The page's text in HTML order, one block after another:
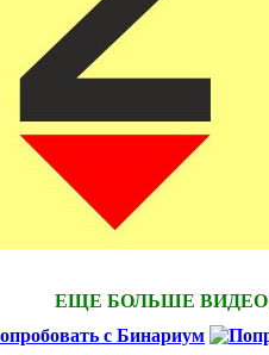
ЕЩЕ БОЛЬШЕ ВИДЕО